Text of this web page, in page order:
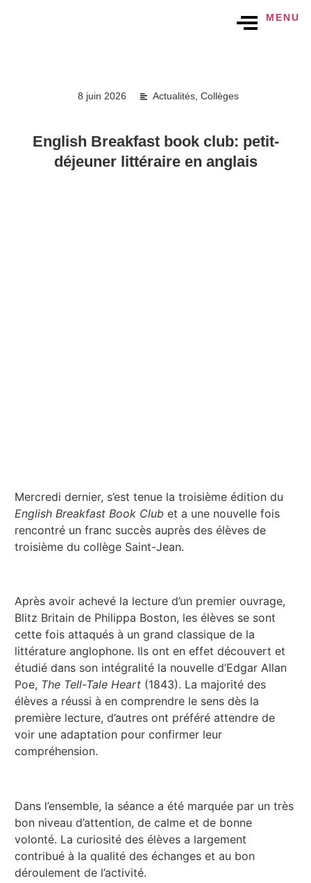
MENU
8 juin 2026 Actualités Collèges
English Breakfast book club: petit-
déjeuner littéraire en anglais
Mercredi dernier, s’est tenue la troisième édition du
English Breakfast Book Clubet a une nouvelle fois
rencontré un franc succès auprès des élèves de
troisième du collège Saint-Jean.
Après avoir achevé la lecture d’un premier ouvrage,
Blitz Britain de Philippa Boston, les élèves se sont
cette fois attaqués à un grand classique de la
littérature anglophone. Ils ont en effet découvert et
étudié dans son intégralité la nouvelle d’Edgar Allan
Poe, The Tell-Tale Heart(1843). La majorité des
élèves a réussi à en comprendre le sens dès la
première lecture, d’autres ont préféré attendre de
voir une adaptation pour confirmer leur
compréhension.
Dans l’ensemble, la séance a été marquée par un très
bon niveau d’attention, de calme et de bonne
volonté. La curiosité des élèves a largement
contribué à la qualité des échanges et au bon
déroulement de l’activité.